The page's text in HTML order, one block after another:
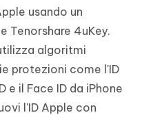
usando un
Tenorshare 4uKey.
algoritmi
protezioni come l'ID
e il Face ID da iPhone
l'ID Apple con